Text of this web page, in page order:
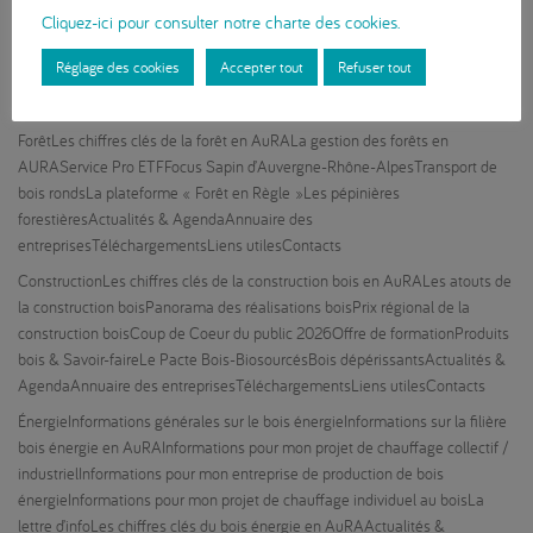
Fibois AuRALes chiffres clés de la filière bois en AuRANous
connaîtreAdhérerMention Bois, le mag !NewslettersActualités &
AgendaAnnuaire des entreprisesTéléchargementsLiens utiles
ForêtLes chiffres clés de la forêt en AuRALa gestion des forêts en
AURAService Pro ETFFocus Sapin d’Auvergne-Rhône-AlpesTransport de
bois rondsLa plateforme « Forêt en Règle »Les pépinières
forestièresActualités & AgendaAnnuaire des
entreprisesTéléchargementsLiens utilesContacts
ConstructionLes chiffres clés de la construction bois en AuRALes atouts de
la construction boisPanorama des réalisations boisPrix régional de la
construction boisCoup de Coeur du public 2026Offre de formationProduits
bois & Savoir-faireLe Pacte Bois-BiosourcésBois dépérissantsActualités &
AgendaAnnuaire des entreprisesTéléchargementsLiens utilesContacts
ÉnergieInformations générales sur le bois énergieInformations sur la filière
bois énergie en AuRAInformations pour mon projet de chauffage collectif /
industrielInformations pour mon entreprise de production de bois
énergieInformations pour mon projet de chauffage individuel au boisLa
lettre d’infoLes chiffres clés du bois énergie en AuRAActualités &
Cliquez-ici pour consulter notre charte des cookies.
Réglage des cookies Accepter tout Refuser tout